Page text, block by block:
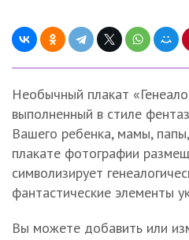
Необычный плакат
выполненный в стиле
Вашего ребенка, мамы,
плакате фотографии
символизирует
фантастические элементы
Вы можете добавить или